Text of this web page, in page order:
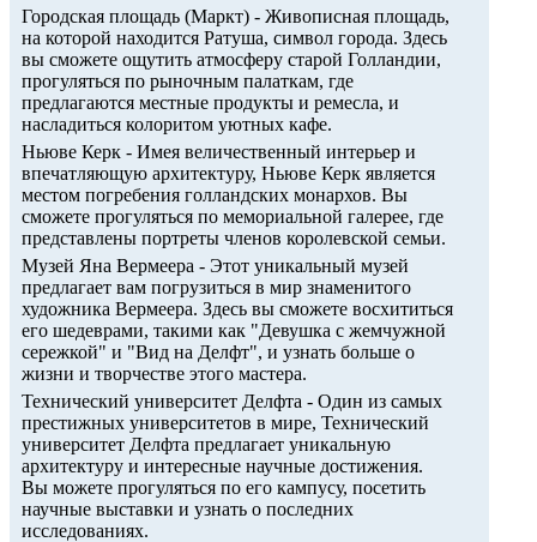
Городская площадь (Маркт) - Живописная площадь,
на которой находится Ратуша, символ города. Здесь
вы сможете ощутить атмосферу старой Голландии,
прогуляться по рыночным палаткам, где
предлагаются местные продукты и ремесла, и
насладиться колоритом уютных кафе.
Ньюве Керк - Имея величественный интерьер и
впечатляющую архитектуру, Ньюве Керк является
местом погребения голландских монархов. Вы
сможете прогуляться по мемориальной галерее, где
представлены портреты членов королевской семьи.
Музей Яна Вермеера - Этот уникальный музей
предлагает вам погрузиться в мир знаменитого
художника Вермеера. Здесь вы сможете восхититься
его шедеврами, такими как "Девушка с жемчужной
сережкой" и "Вид на Делфт", и узнать больше о
жизни и творчестве этого мастера.
Технический университет Делфта - Один из самых
престижных университетов в мире, Технический
университет Делфта предлагает уникальную
архитектуру и интересные научные достижения.
Вы можете прогуляться по его кампусу, посетить
научные выставки и узнать о последних
исследованиях.